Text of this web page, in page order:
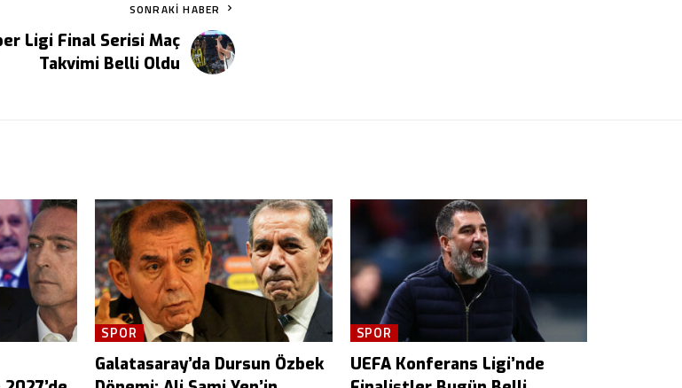
SONRAKI HABER
Ligi Final Serisi Maç
Takvimi Belli Oldu
SPOR
Galatasaray’da Dursun Özbek
SPOR
UEFA Konferans Ligi’nde